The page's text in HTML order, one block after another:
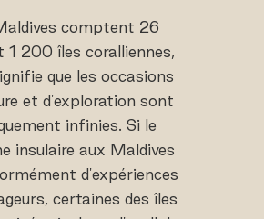
comptent 26
1 200 îles coralliennes,
que les occasions
et d'exploration sont
infinies. Si le
insulaire aux Maldives
d'expériences
certaines des îles